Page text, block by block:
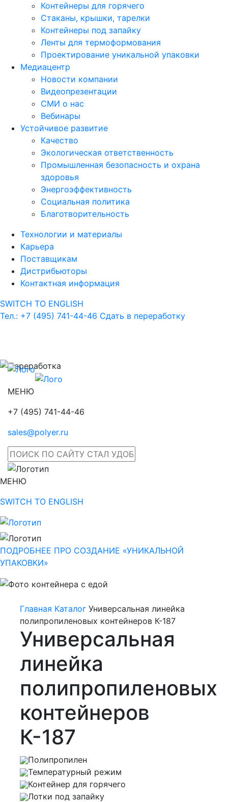
Контейнеры для горячего
Стаканы, крышки, тарелки
Контейнеры под запайку
Ленты для термоформования
Проектирование уникальной упаковки
Медиацентр
Новости компании
Видеопрезентации
СМИ о нас
Вебинары
Устойчивое развитие
Качество
Экологическая ответственность
Промышленная безопасность и охрана
здоровья
Энергоэффективность
Социальная политика
Благотворительность
Технологии и материалы
Карьера
Поставщикам
Дистрибьюторы
Контактная информация
SWITCH TO ENGLISH
Тел.: +7 (495) 741-44-46 Сдать в переработку
МЕНЮ
+7 (495) 741-44-46
sales@polyer.ru
МЕНЮ
SWITCH TO ENGLISH
ПОДРОБНЕЕ ПРО СОЗДАНИЕ «УНИКАЛЬНОЙ
УПАКОВКИ»
Главная Каталог Универсальная линейка
полипропиленовых контейнеров К-187
Универсальная
линейка
полипропиленовых
контейнеров
К-187
Полипропилен
Температурный режим
Контейнер для горячего
Лотки под запайку